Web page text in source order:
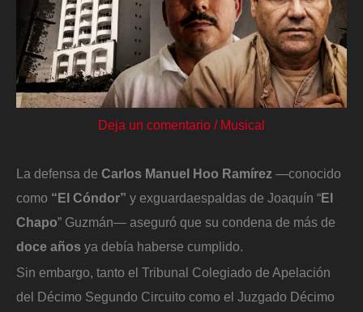
Deja un comentario / Musical
La defensa de Carlos Manuel Hoo Ramírez —conocido
como “El Cóndor” y exguardaespaldas de Joaquín “El
Chapo” Guzmán— aseguró que su condena de más de
doce años ya debía haberse cumplido.
Sin embargo, tanto el Tribunal Colegiado de Apelación
del Décimo Segundo Circuito como el Juzgado Décimo